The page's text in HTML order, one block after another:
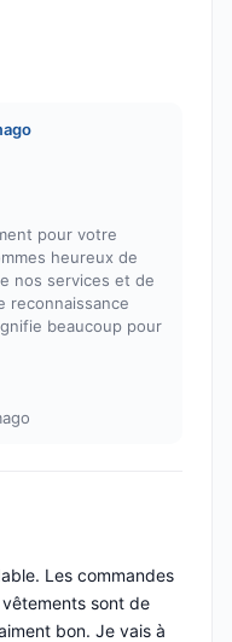
pour votre
heureux de
nos services et de
reconnaissance
beaucoup pour
Les commandes
sont de
bon. Je vais à